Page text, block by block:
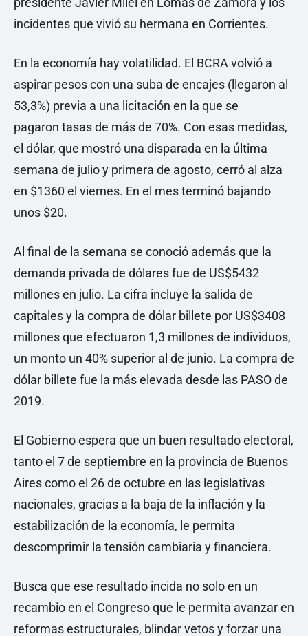
incidentes que vivió su hermana en Corrientes.
En la economía hay volatilidad. El BCRA volvió a
aspirar pesos con una suba de encajes (llegaron al
53,3%) previa a una licitación en la que se
pagaron tasas de más de 70%. Con esas medidas,
el dólar, que mostró una disparada en la última
semana de julio y primera de agosto, cerró al alza
en $1360 el viernes. En el mes terminó bajando
unos $20.
Al final de la semana se conoció además que la
demanda privada de dólares fue de US$5432
millones en julio. La cifra incluye la salida de
capitales y la compra de dólar billete por US$3408
millones que efectuaron 1,3 millones de individuos,
un monto un 40% superior al de junio. La compra de
dólar billete fue la más elevada desde las PASO de
2019.
El Gobierno espera que un buen resultado electoral,
tanto el 7 de septiembre en la provincia de Buenos
Aires como el 26 de octubre en las legislativas
nacionales, gracias a la baja de la inflación y la
estabilización de la economía, le permita
descomprimir la tensión cambiaria y financiera.
Busca que ese resultado incida no solo en un
recambio en el Congreso que le permita avanzar en
reformas estructurales, blindar vetos y forzar una